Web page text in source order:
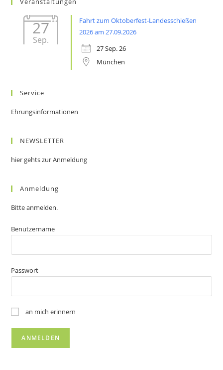
27
Sep.
Fahrt zum Oktoberfest-Landesschießen
2026 am 27.09.2026
27 Sep. 26
München
Service
Ehrungsinformationen
NEWSLETTER
hier gehts zur Anmeldung
Anmeldung
Bitte anmelden.
Benutzername
Passwort
an mich erinnern